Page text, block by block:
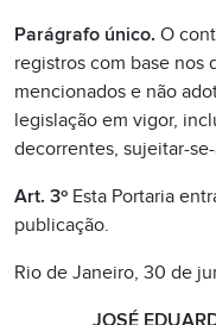
Parágrafo único. O
registros com base nos
mencionados e não
legislação em vigor,
decorrentes, sujeitar-
Art. 3º Esta Portaria
publicação.
Rio de Janeiro, 30 de
JOSÉ